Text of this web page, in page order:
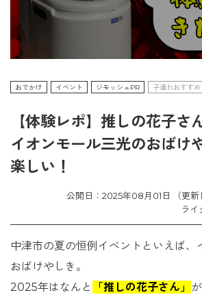
おでかけ イベント ジモッシュPR 子連れおすすめ
【体験レポ】推しの花子さ
イオンモール三光のおばけ
楽しい！
公開日：2025年08月01日 （更新
ライ
中津市の夏の恒例イベントといえば、
おばけやしき。
2025年はなんと
「推しの花子さん」